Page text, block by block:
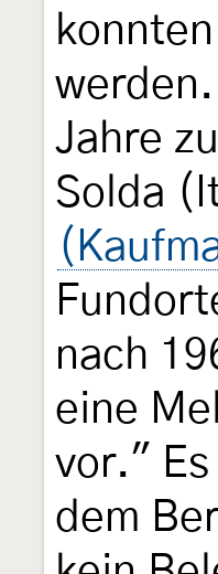
Jahre
Solda
nach
eine
vor."
dem